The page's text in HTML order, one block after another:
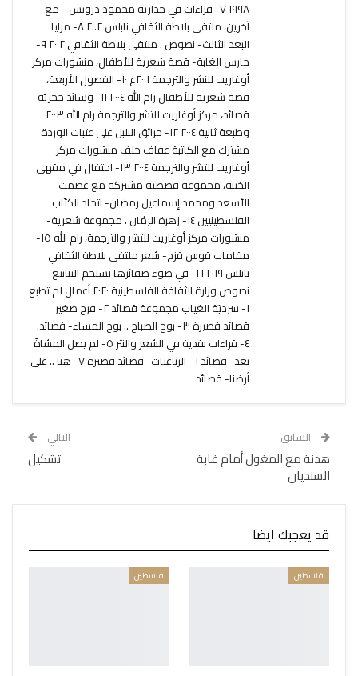
١٩٩٨ ٧- قراءات في جدارية محمود درويش - مع
آخرين، ملتقى بلاطة الثقافي نابلس ٢..٢ ٨- مرايا
البعد الثالث- نصوص ، ملتقى بلاطة الثقافي ٢٠٠٢ ٩-
حارس الغابة- قصة شعرية للأطفال، منشورات مركز
أوغاريت للنشر والترجمة ٢٠٠١غ ١٠- الفصول الأربعة،
قصة شعرية للأطفال رام الله ٢٠٠٤ ١١- وسائد حجريّة-
قصائد، مركز أوغاريت للتشر والترجمة رام الله ٢٠٠٣
وطبعة ثانية ٢٠٠٤ ١٢- حرائق البلبل على عتبات الوردة
مشترك مع الكاتبة عفاف خلف منشورات مركز
أوغاريت للتشر والترجمة ٢٠٠٤ ١٣- احتفال في مقهى
الخيبة، مجموعة قصصية مشتركة مع عصمت
الأسعد ومحمد إسماعيل رمضان- اتحاد الكتّاب
الفلسطينيين ١٤- زهرة الرمٰان ، مجموعة شعرية-
منشورات مركز أوغاريت للتشر والترجمة، رام الله ١٥-
مقامات قوس قزح- شعر ملتقى بلاطة الثقافي
نابلس ٢٠١٩ ١٦- في ضوء ضفائرها تستحم الينابيع -
نصوص وزارة الثقافة الفلسطينية ٢٠٢٠ أعمال لم تطبع
١- سرديّة الغياب مجموعة قصائد ٢- فرح صغير
قصائد قصيرة ٣- بوح الصباح .. بوح المساء- قصائد.
٤- قراءات نقدية في الشعر والنثر ٥- لم يصل المشاةُ
بعد- قصائد ٦- الرباعيات- قصائد قصيرة ٧- هنا .. على
أرضنا- قصائد
السابق
هدنة مع المغول أمام غابة
السنديان
التالي
تشكيل
قد يعجبك ايضا
فلسطين فلسطين